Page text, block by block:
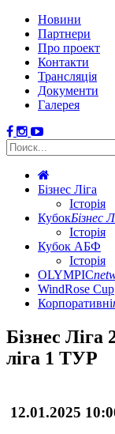
Новини
Партнери
Про проект
Контакти
Трансляція
Документи
Галерея
Бізнес Ліга
Історія
КубокБізнес
Історія
Кубок АБФ
Історія
OLYMPIC
WindRose Cup
Корпоративні
Бізнес Ліга
ліга 1 ТУР
12.01.2025